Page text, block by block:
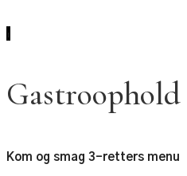
1
Gastroophold
Kom og smag 3-retters menu